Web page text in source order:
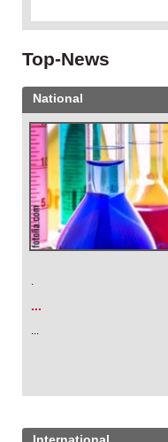
Top-News
National
.
...
...